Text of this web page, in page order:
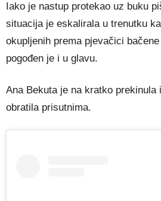
Iako je nastup protekao uz buku
situacija je eskalirala u trenutku
okupljenih prema pjevačici
pogođen je i u glavu.
Ana Bekuta je na kratko prekinula
obratila prisutnima.